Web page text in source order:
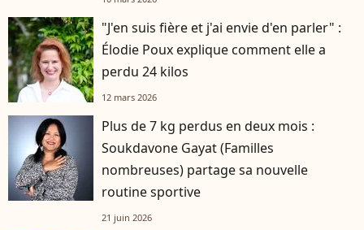
"J'en suis fière et j'ai envie d'en parler" :
Élodie Poux explique comment elle a
perdu 24 kilos
12 mars 2026
Plus de 7 kg perdus en deux mois :
Soukdavone Gayat (Familles
nombreuses) partage sa nouvelle
routine sportive
21 juin 2026